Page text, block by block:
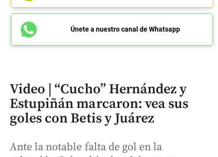
Únete a nuestro canal de Whatsapp
Video | “Cucho” Hernández y
Estupiñán marcaron: vea sus
goles con Betis y Juárez
Ante la notable falta de gol en la